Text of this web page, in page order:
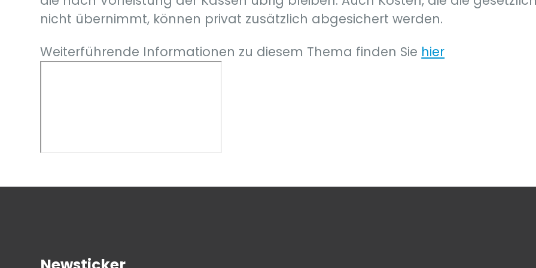
nicht übernimmt, können privat zusätzlich abgesichert werden.
Weiterführende Informationen zu diesem Thema finden Sie hier